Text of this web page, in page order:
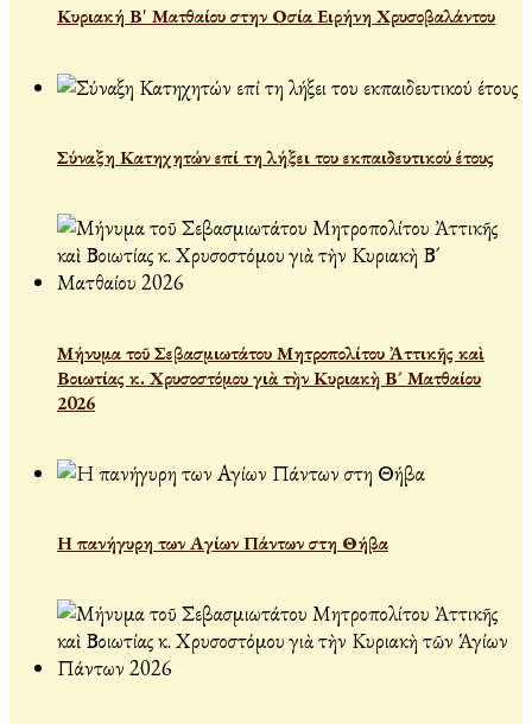
Κυριακή Β' Ματθαίου στην Οσία Ειρήνη Χρυσοβαλάντου
Σύναξη Κατηχητών επί τη λήξει του εκπαιδευτικού έτους
Μήνυμα τοῦ Σεβασμιωτάτου Μητροπολίτου Ἀττικῆς καὶ
Βοιωτίας κ. Χρυσοστόμου γιὰ τὴν Κυριακὴ Β´ Ματθαίου
2026
Η πανήγυρη των Αγίων Πάντων στη Θήβα